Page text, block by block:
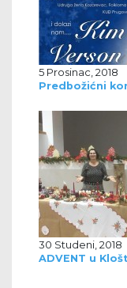
5 Prosinac, 2018
Predbožićni
30 Studeni, 2018
ADVENT u